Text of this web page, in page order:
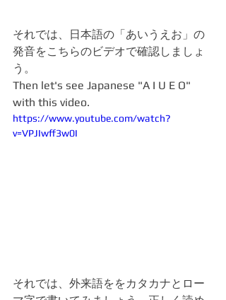
それでは、日本語の「あいうえお」の
発音をこちらのビデオで確認しましょ
う。
Then let's see Japanese "A I U E O"
with this video.
https://www.youtube.com/watch?
v=VPJIwff3w0I
それでは、外来語ををカタカナとロー